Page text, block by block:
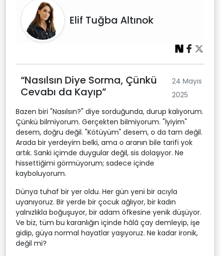
Elif Tuğba Altınok
“Nasılsın Diye Sorma, Çünkü
Cevabı da Kayıp”
24 Mayıs
2025
Bazen biri "Nasılsın?" diye sorduğunda, durup kalıyorum.
Çünkü bilmiyorum. Gerçekten bilmiyorum. "İyiyim"
desem, doğru değil. "Kötüyüm" desem, o da tam değil.
Arada bir yerdeyim belki, ama o aranın bile tarifi yok
artık. Sanki içimde duygular değil, sis dolaşıyor. Ne
hissettiğimi görmüyorum; sadece içinde
kayboluyorum.
Dünya tuhaf bir yer oldu. Her gün yeni bir acıyla
uyanıyoruz. Bir yerde bir çocuk ağlıyor, bir kadın
yalnızlıkla boğuşuyor, bir adam öfkesine yenik düşüyor.
Ve biz, tüm bu karanlığın içinde hâlâ çay demleyip, işe
gidip, güya normal hayatlar yaşıyoruz. Ne kadar ironik,
değil mi?